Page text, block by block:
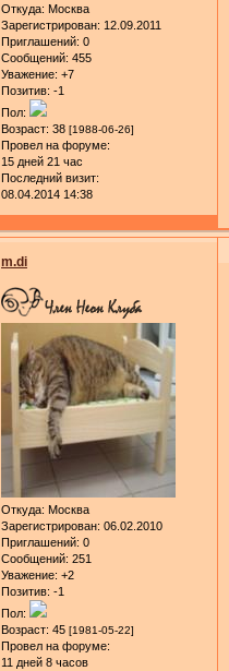
Откуда: Москва
Зарегистрирован: 12.09.2011
Приглашений: 0
Сообщений: 455
Уважение: +7
Позитив: -1
Пол:
Возраст: 38 [1988-06-26]
Провел на форуме:
15 дней 21 час
Последний визит:
08.04.2014 14:38
m.di
Откуда: Москва
Зарегистрирован: 06.02.2010
Приглашений: 0
Сообщений: 251
Уважение: +2
Позитив: -1
Пол:
Возраст: 45 [1981-05-22]
Провел на форуме:
11 дней 8 часов